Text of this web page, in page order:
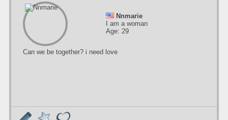
Nnmarie
I am a woman
Age: 29
Can we be together? i need love